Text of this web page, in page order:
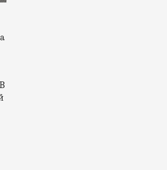
Счастливого покупателя